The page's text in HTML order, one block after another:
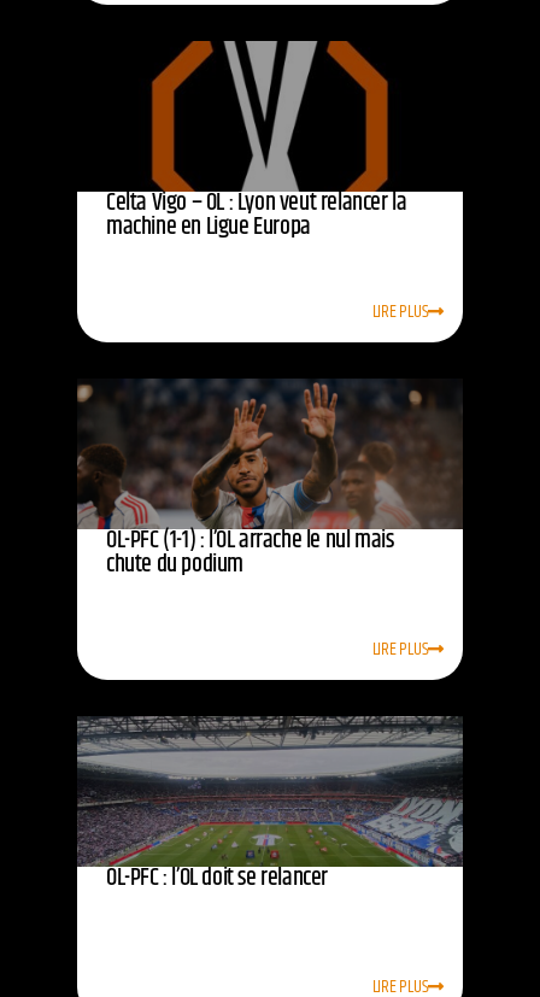
Celta Vigo – OL : Lyon veut relancer la
machine en Ligue Europa
LIRE PLUS
OL-PFC (1-1) : l’OL arrache le nul mais
chute du podium
LIRE PLUS
OL-PFC : l’OL doit se relancer
LIRE PLUS